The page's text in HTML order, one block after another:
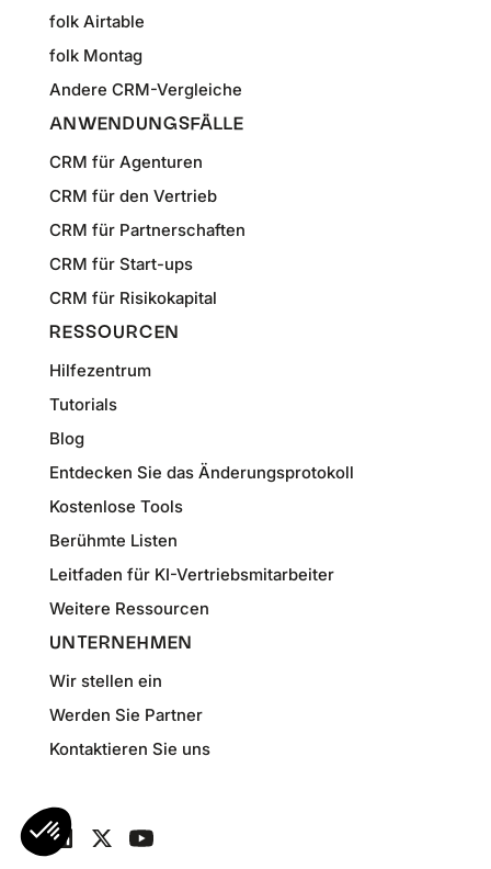
folk Airtable
folk Montag
Andere CRM-Vergleiche
ANWENDUNGSFÄLLE
CRM für Agenturen
CRM für den Vertrieb
CRM für Partnerschaften
CRM für Start-ups
CRM für Risikokapital
RESSOURCEN
Hilfezentrum
Tutorials
Blog
Entdecken Sie das Änderungsprotokoll
Kostenlose Tools
Berühmte Listen
Leitfaden für KI-Vertriebsmitarbeiter
Weitere Ressourcen
UNTERNEHMEN
Wir stellen ein
Werden Sie Partner
Kontaktieren Sie uns